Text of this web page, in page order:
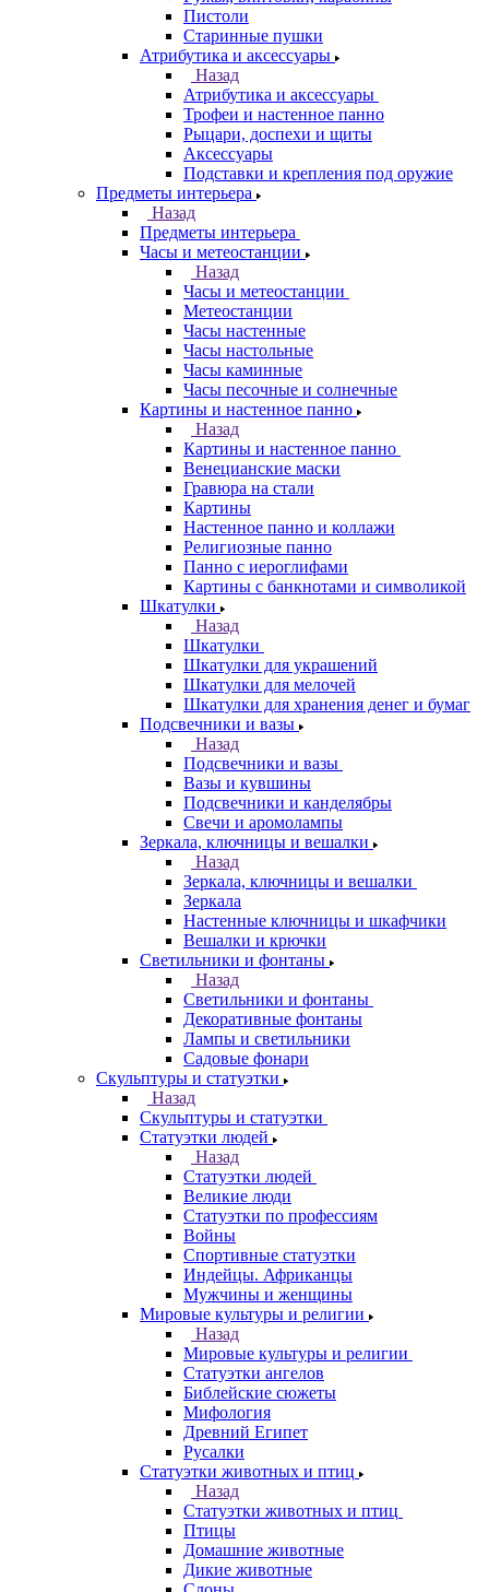
Пистоли
Старинные пушки
Атрибутика и аксессуары
Назад
Атрибутика и аксессуары
Трофеи и настенное панно
Рыцари, доспехи и щиты
Аксессуары
Подставки и крепления под оружие
Предметы интерьера
Назад
Предметы интерьера
Часы и метеостанции
Назад
Часы и метеостанции
Метеостанции
Часы настенные
Часы настольные
Часы каминные
Часы песочные и солнечные
Картины и настенное панно
Назад
Картины и настенное панно
Венецианские маски
Гравюра на стали
Картины
Настенное панно и коллажи
Религиозные панно
Панно с иероглифами
Картины с банкнотами и символикой
Шкатулки
Назад
Шкатулки
Шкатулки для украшений
Шкатулки для мелочей
Шкатулки для хранения денег и бумаг
Подсвечники и вазы
Назад
Подсвечники и вазы
Вазы и кувшины
Подсвечники и канделябры
Свечи и аромолампы
Зеркала, ключницы и вешалки
Назад
Зеркала, ключницы и вешалки
Зеркала
Настенные ключницы и шкафчики
Вешалки и крючки
Светильники и фонтаны
Назад
Светильники и фонтаны
Декоративные фонтаны
Лампы и светильники
Садовые фонари
Скульптуры и статуэтки
Назад
Скульптуры и статуэтки
Статуэтки людей
Назад
Статуэтки людей
Великие люди
Статуэтки по профессиям
Войны
Спортивные статуэтки
Индейцы. Африканцы
Мужчины и женщины
Мировые культуры и религии
Назад
Мировые культуры и религии
Статуэтки ангелов
Библейские сюжеты
Мифология
Древний Египет
Русалки
Статуэтки животных и птиц
Назад
Статуэтки животных и птиц
Птицы
Домашние животные
Дикие животные